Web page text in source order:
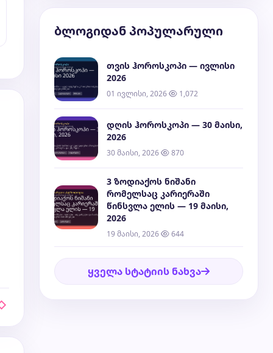
ბლოგიდან პოპულარული
თვის ჰოროსკოპი — ივლისი
2026
01 ივლისი, 2026 1,072
დღის ჰოროსკოპი — 30 მაისი,
2026
30 მაისი, 2026 870
3 ზოდიაქოს ნიშანი
რომელსაც კარიერაში
წინსვლა ელის — 19 მაისი,
2026
19 მაისი, 2026 644
ყველა სტატიის ნახვა